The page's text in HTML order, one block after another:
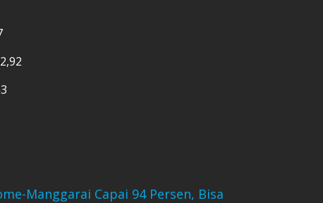
Manggarai Capai 94 Persen, Bisa